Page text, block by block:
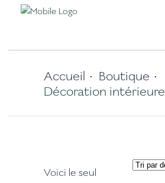
Accueil • Boutique •
Décoration intérieure
Voici le seul